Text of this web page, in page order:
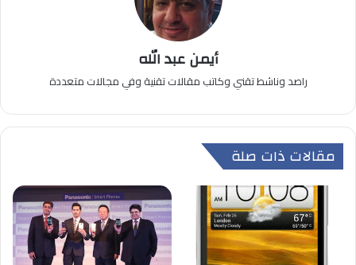
أيمن عبد الله
راصد وناشط تقني وكاتب مقالات تقنية وفي مجالات متعددة
مقالات ذات صلة